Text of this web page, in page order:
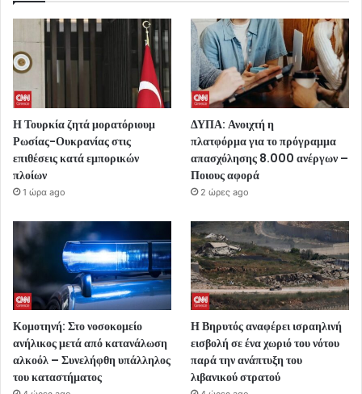
Η Τουρκία ζητά μορατόριουμ
Ρωσίας-Ουκρανίας στις
επιθέσεις κατά εμπορικών
πλοίων
1 ώρα ago
ΔΥΠΑ: Ανοιχτή η
πλατφόρμα για το πρόγραμμα
απασχόλησης 8.000 ανέργων –
Ποιους αφορά
2 ώρες ago
Κομοτηνή: Στο νοσοκομείο
ανήλικος μετά από κατανάλωση
αλκοόλ – Συνελήφθη υπάλληλος
του καταστήματος
Η Βηρυτός αναφέρει ισραηλινή
εισβολή σε ένα χωριό του νότου
παρά την ανάπτυξη του
λιβανικού στρατού